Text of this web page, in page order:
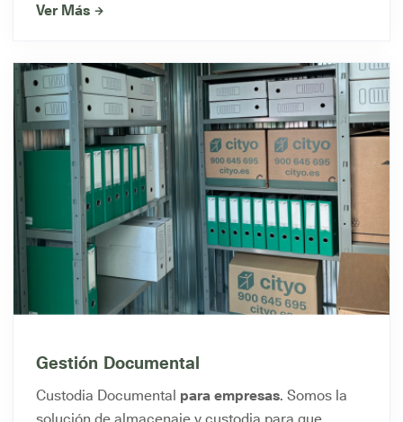
Ver Más
Gestión Documental
Custodia Documental para empresas. Somos la